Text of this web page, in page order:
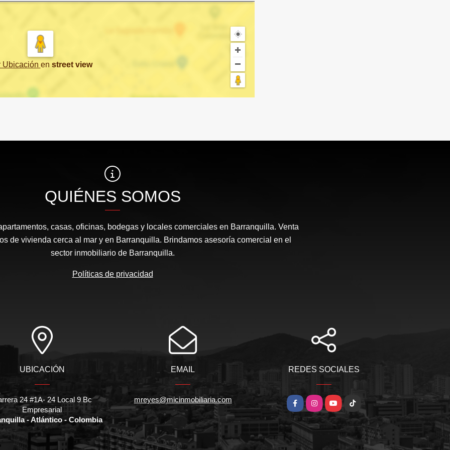
Ubicación en street view
QUIÉNES SOMOS
casas, oficinas, bodegas y locales comerciales en Barranquilla. Venta
de vivienda cerca al mar y en Barranquilla. Brindamos asesoría comercial en el
sector inmobiliario de Barranquilla.
Políticas de privacidad
UBICACIÓN
24 #1A- 24 Local 9 Bc
Empresarial
- Atlántico - Colombia
EMAIL
mreyes@micinmobiliaria.com
REDES SOCIALES
FacebookInstagramYouTubeTikTok